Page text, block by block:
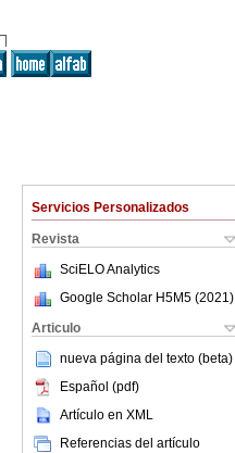
Servicios Personalizados
Revista
SciELO Analytics
Google Scholar H5M5 (2021 )
Articulo
nueva página del texto (beta)
Español (pdf)
Artículo en XML
Referencias del artículo